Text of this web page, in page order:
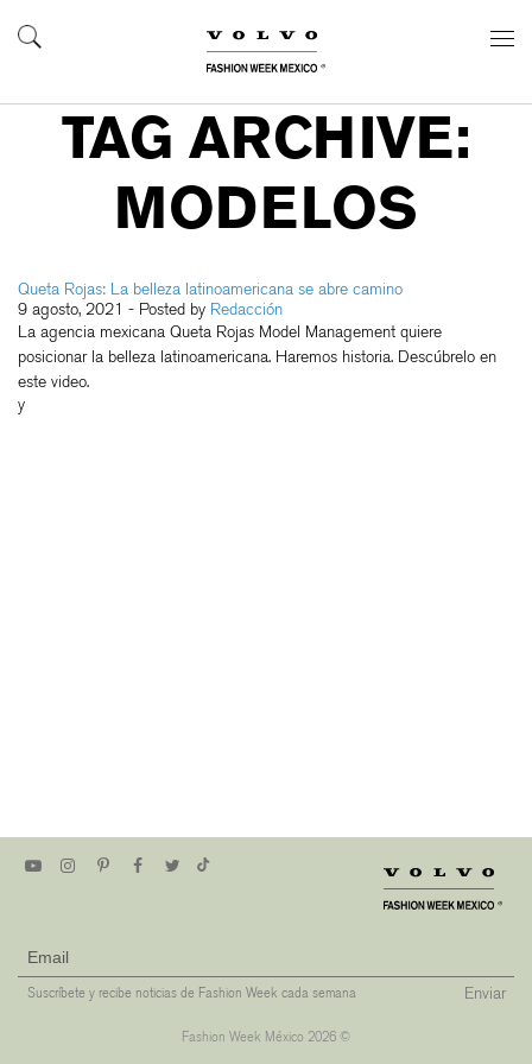
TAG ARCHIVE:
MODELOS
Queta Rojas: La belleza latinoamericana se abre camino
9 agosto, 2021 - Posted by Redacción
La agencia mexicana Queta Rojas Model Management quiere
posicionar la belleza latinoamericana. Haremos historia. Descúbrelo en
este video.
y
Suscríbete y recibe noticias de Fashion Week cada semana Enviar
Fashion Week México 2026 ©